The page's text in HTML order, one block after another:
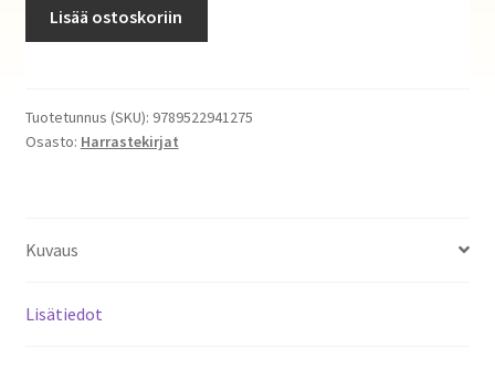
Lisää ostoskoriin
Tuotetunnus (SKU): 9789522941275
Osasto: Harrastekirjat
Kuvaus
Lisätiedot